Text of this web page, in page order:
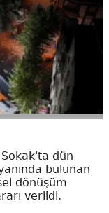
dün
bulunan
dönüşüm
verildi.